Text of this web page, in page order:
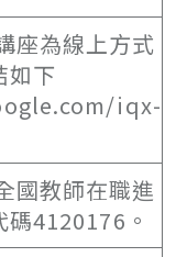
座為線上方式
如下
iqx-
國教師在職進
4120176。